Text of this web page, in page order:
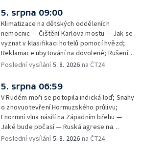
rakovinu prsu
5. srpna 09:00
Klimatizace na dětských odděleních
nemocnic — Čištění Karlova mostu — Jak se
vyznat v klasifikaci hotelů pomocí hvězd;
Reklamace ubytování na dovolené; Rušení
dovolené kvůli přírodním živlům; Práva
na dovolené v zahraničí; Platby a výběry na
dovolené v zahraničí — Těžba léčivé rašeliny
u Malé Morávky
Poslední vysílání5. 8. 2026 na ČT24
5. srpna 06:59
V Rudém moři se potopila indická loď; Snahy
o znovuotevření Hormuzského průlivu;
Enormní vlna násilí na Západním břehu —
Jaké bude počasí — Ruská agrese na
Ukrajině — Vliv veder na lidské orgány — Při
Poslední vysílání5. 8. 2026 na ČT24